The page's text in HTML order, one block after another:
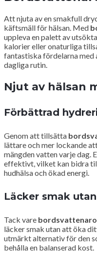
Att njuta av en smakfull
käftsmäll för hälsan. Med
uppleva en palett av
kalorier eller onaturliga
fantastiska fördelarna med
dagliga rutin.
Njut av hälsan
Förbättrad
Genom att tillsätta
lättare och mer lockande
mängden vatten varje dag.
effektivt, vilket kan bidra
hudhälsa och ökad energi.
Läcker smak
Tack vare
läcker smak utan att öka
utmärkt alternativ för den
behålla en balanserad kost.